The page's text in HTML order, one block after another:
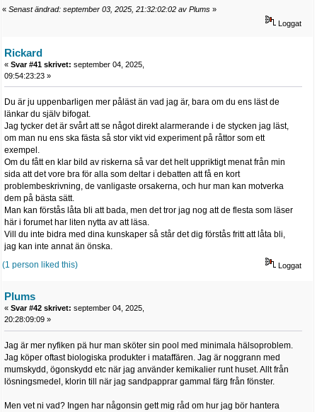
« Senast ändrad: september 03, 2025, 21:32:02:02 av Plums »
Loggat
Rickard
« Svar #41 skrivet: september 04, 2025,
09:54:23:23 »
Du är ju uppenbarligen mer påläst än vad jag är, bara om du ens läst de
länkar du själv bifogat.
Jag tycker det är svårt att se något direkt alarmerande i de stycken jag läst,
om man nu ens ska fästa så stor vikt vid experiment på råttor som ett
exempel.
Om du fått en klar bild av riskerna så var det helt uppriktigt menat från min
sida att det vore bra för alla som deltar i debatten att få en kort
problembeskrivning, de vanligaste orsakerna, och hur man kan motverka
dem på bästa sätt.
Man kan förstås låta bli att bada, men det tror jag nog att de flesta som läser
här i forumet har liten nytta av att läsa.
Vill du inte bidra med dina kunskaper så står det dig förstås fritt att låta bli,
jag kan inte annat än önska.
Loggat
(1 person liked this)
Plums
« Svar #42 skrivet: september 04, 2025,
20:28:09:09 »
Jag är mer nyfiken pä hur man sköter sin pool med minimala hälsoproblem.
Jag köper oftast biologiska produkter i mataffären. Jag är noggrann med
mumskydd, ögonskydd etc när jag använder kemikalier runt huset. Allt från
lösningsmedel, klorin till när jag sandpapprar gammal färg från fönster.
Men vet ni vad? Ingen har någonsin gett mig råd om hur jag bör hantera